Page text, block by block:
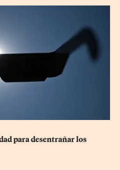
para desentrañar los